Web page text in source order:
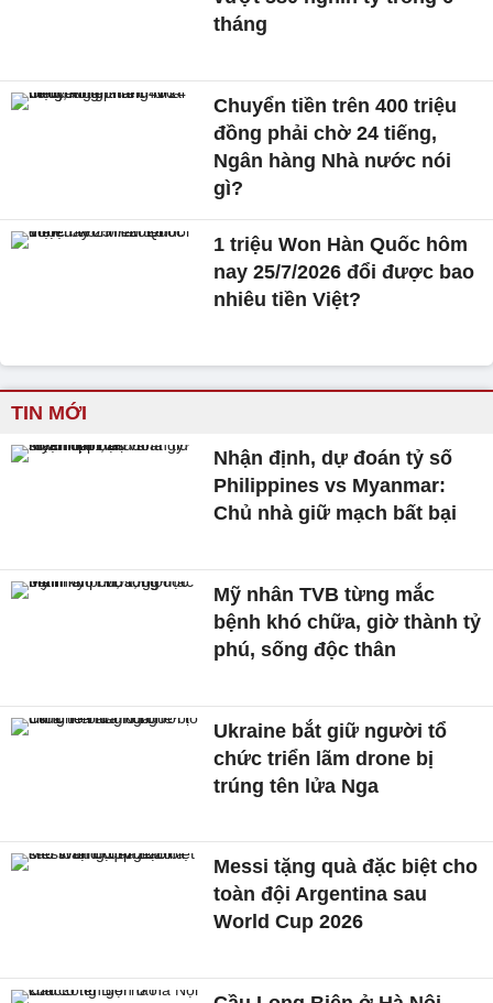
tháng
Chuyển tiền trên 400 triệu
đồng phải chờ 24 tiếng,
Ngân hàng Nhà nước nói
gì?
1 triệu Won Hàn Quốc hôm
nay 25/7/2026 đổi được bao
nhiêu tiền Việt?
TIN MỚI
Nhận định, dự đoán tỷ số
Philippines vs Myanmar:
Chủ nhà giữ mạch bất bại
Mỹ nhân TVB từng mắc
bệnh khó chữa, giờ thành tỷ
phú, sống độc thân
Ukraine bắt giữ người tổ
chức triển lãm drone bị
trúng tên lửa Nga
Messi tặng quà đặc biệt cho
toàn đội Argentina sau
World Cup 2026